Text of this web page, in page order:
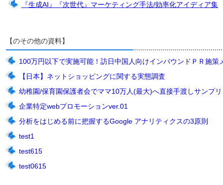
『生成AI』『次世代』マーケティング手法/効率化アイディア集
【のその他の資料】
100万円以下で実施可能！訪日中国人向けインバウンドＰＲ施策
【日本】ネットショッピングに関する実態調査
幼稚園/保育園保護者会でママ10万人(最大)へ直接手渡しサンプ
企業特定webプロモーションver.01
分析をはじめる前に把握するGoogle アナリティクスの3原則
test1
test615
test0615